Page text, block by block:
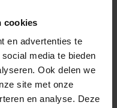
cookies
en advertenties te
media te bieden
Ook delen we
site met onze
en analyse. Deze